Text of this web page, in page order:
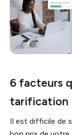
6 facteurs
tarification
Il est difficile de